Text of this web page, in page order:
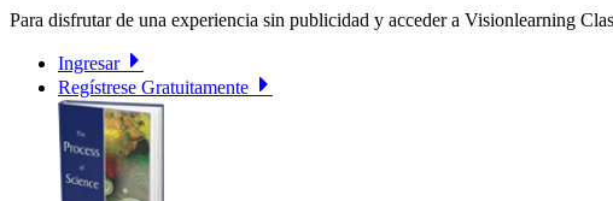
Para disfrutar de una experiencia sin publicidad y acceder a Visionlearning
Ingresar
Regístrese Gratuitamente